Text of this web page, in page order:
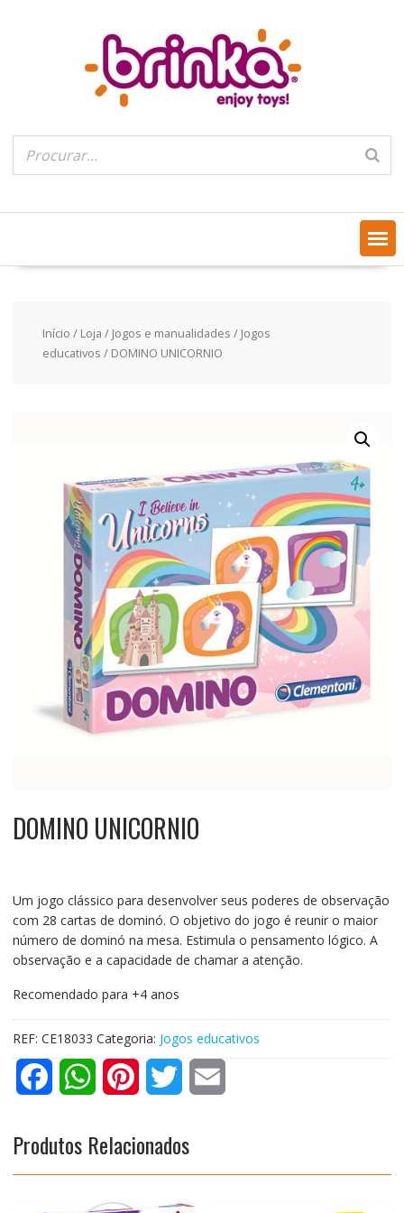
Início / Loja / Jogos e manualidades / Jogos
educativos / DOMINO UNICORNIO
DOMINO UNICORNIO
Um jogo clássico para desenvolver seus poderes de observação
com 28 cartas de dominó. O objetivo do jogo é reunir o maior
número de dominó na mesa. Estimula o pensamento lógico. A
observação e a capacidade de chamar a atenção.
Recomendado para +4 anos
REF: CE18033 Categoria: Jogos educativos
c
W
a
n
i
Produtos Relacionados